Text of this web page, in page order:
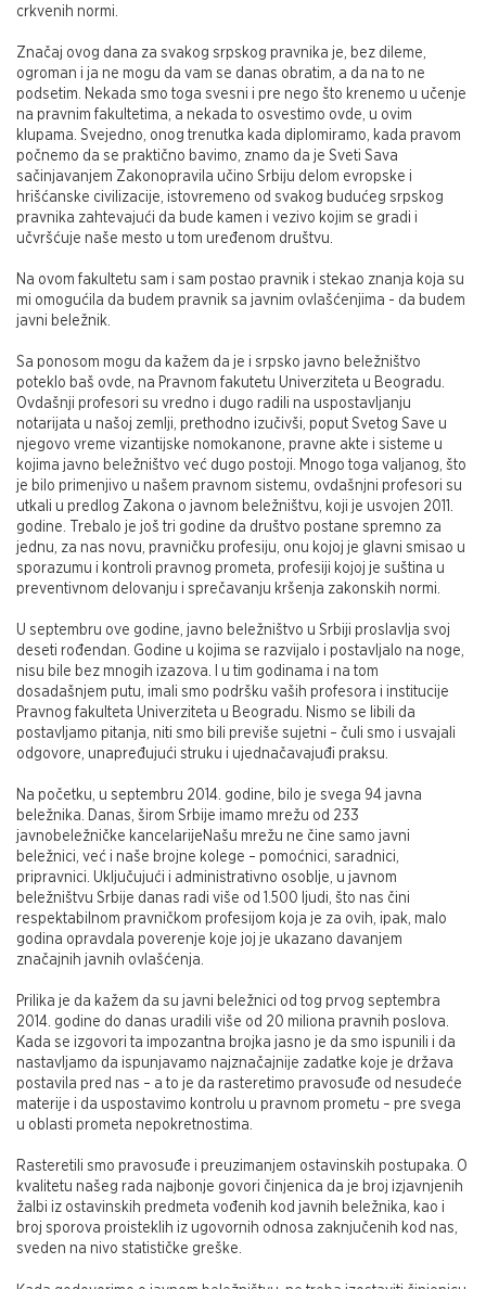
crkvenih normi.
Značaj ovog dana za svakog srpskog pravnika je, bez dileme,
ogroman i ja ne mogu da vam se danas obratim, a da na to ne
podsetim. Nekada smo toga svesni i pre nego što krenemo u učenje
na pravnim fakultetima, a nekada to osvestimo ovde, u ovim
klupama. Svejedno, onog trenutka kada diplomiramo, kada pravom
počnemo da se praktično bavimo, znamo da je Sveti Sava
sačinjavanjem Zakonopravila učino Srbiju delom evropske i
hrišćanske civilizacije, istovremeno od svakog budućeg srpskog
pravnika zahtevajući da bude kamen i vezivo kojim se gradi i
učvršćuje naše mesto u tom uređenom društvu.
Na ovom fakultetu sam i sam postao pravnik i stekao znanja koja su
mi omogućila da budem pravnik sa javnim ovlašćenjima - da budem
javni beležnik.
Sa ponosom mogu da kažem da je i srpsko javno beležništvo
poteklo baš ovde, na Pravnom fakutetu Univerziteta u Beogradu.
Ovdašnji profesori su vredno i dugo radili na uspostavljanju
notarijata u našoj zemlji, prethodno izučivši, poput Svetog Save u
njegovo vreme vizantijske nomokanone, pravne akte i sisteme u
kojima javno beležništvo već dugo postoji. Mnogo toga valjanog, što
je bilo primenjivo u našem pravnom sistemu, ovdašnjni profesori su
utkali u predlog Zakona o javnom beležništvu, koji je usvojen 2011.
godine. Trebalo je još tri godine da društvo postane spremno za
jednu, za nas novu, pravničku profesiju, onu kojoj je glavni smisao u
sporazumu i kontroli pravnog prometa, profesiji kojoj je suština u
preventivnom delovanju i sprečavanju kršenja zakonskih normi.
U septembru ove godine, javno beležništvo u Srbiji proslavlja svoj
deseti rođendan. Godine u kojima se razvijalo i postavljalo na noge,
nisu bile bez mnogih izazova. I u tim godinama i na tom
dosadašnjem putu, imali smo podršku vaših profesora i institucije
Pravnog fakulteta Univerziteta u Beogradu. Nismo se libili da
postavljamo pitanja, niti smo bili previše sujetni – čuli smo i usvajali
odgovore, unapređujući struku i ujednačavajuđi praksu.
Na početku, u septembru 2014. godine, bilo je svega 94 javna
beležnika. Danas, širom Srbije imamo mrežu od 233
javnobeležničke kancelarijeNašu mrežu ne čine samo javni
beležnici, već i naše brojne kolege – pomoćnici, saradnici,
pripravnici. Uključujući i administrativno osoblje, u javnom
beležništvu Srbije danas radi više od 1.500 ljudi, što nas čini
respektabilnom pravničkom profesijom koja je za ovih, ipak, malo
godina opravdala poverenje koje joj je ukazano davanjem
značajnih javnih ovlašćenja.
Prilika je da kažem da su javni beležnici od tog prvog septembra
2014. godine do danas uradili više od 20 miliona pravnih poslova.
Kada se izgovori ta impozantna brojka jasno je da smo ispunili i da
nastavljamo da ispunjavamo najznačajnije zadatke koje je država
postavila pred nas – a to je da rasteretimo pravosuđe od nesudeće
materije i da uspostavimo kontrolu u pravnom prometu – pre svega
u oblasti prometa nepokretnostima.
Rasteretili smo pravosuđe i preuzimanjem ostavinskih postupaka. O
kvalitetu našeg rada najbonje govori činjenica da je broj izjavnjenih
žalbi iz ostavinskih predmeta vođenih kod javnih beležnika, kao i
broj sporova proisteklih iz ugovornih odnosa zaknjučenih kod nas,
sveden na nivo statističke greške.